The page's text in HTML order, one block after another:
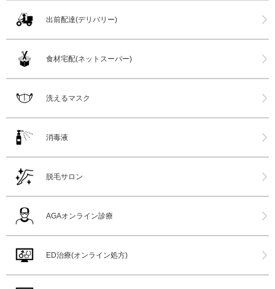
出前配達(デリバリー)
食材宅配(ネットスーパー)
洗えるマスク
消毒液
脱毛サロン
AGAオンライン診療
ED治療(オンライン処方)